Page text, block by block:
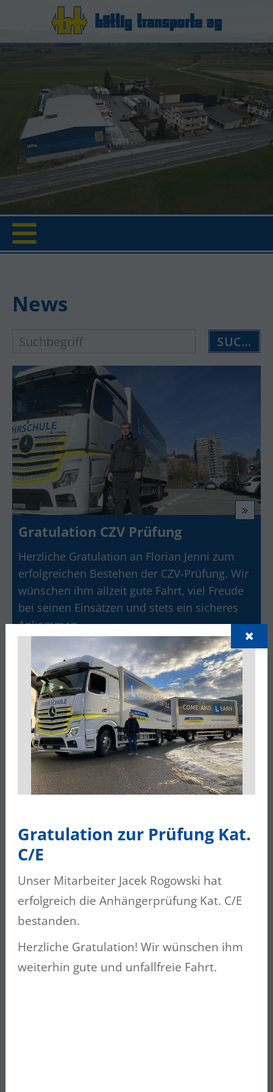
Gratulation zur Prüfung Kat.
C/E
Unser Mitarbeiter Jacek Rogowski hat
erfolgreich die Anhängerprüfung Kat. C/E
bestanden.
Herzliche Gratulation! Wir wünschen ihm
weiterhin gute und unfallfreie Fahrt.
News
SUCHEN
Gratulation CZV Prüfung
Herzliche Gratulation an Florian Jenni zum
erfolgreichen Bestehen der CZV-Prüfung. Wir
wünschen ihm allzeit gute Fahrt, viel Freude
bei seinen Einsätzen und stets ein sicheres
Ankommen.
Unser Mitarbeiter Jacek Rogowski hat
erfolgreich die Anhängerprüfung Kat. C/E
bestanden. Herzliche Gratulation! Wir
wünschen ihm weiterhin gute und unfallfreie
Fahrt.